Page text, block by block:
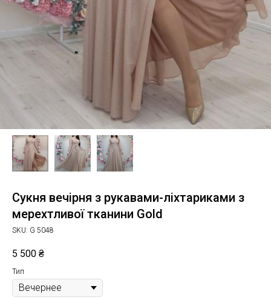
Сукня вечірня з рукавами-ліхтариками з
мерехтливої тканини Gold
SKU: G 5048
5 500 ₴
Тип